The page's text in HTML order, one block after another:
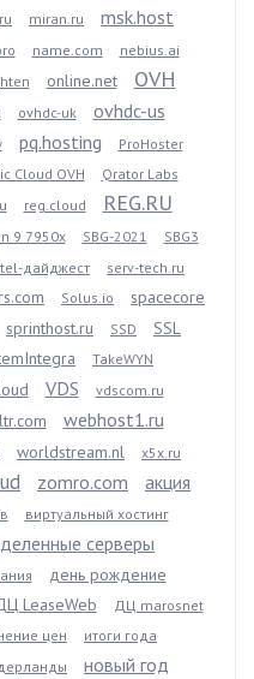
miran.ru
msk.host
name.com nebius.ai
online.net OVH
ovhdc-uk ovhdc-us
pq.hosting
ProHoster
Cloud OVH Qrator Labs
reg.cloud REG.RU
9 7950x SBG-2021 SBG3
дайджест
serv-tech.ru
Solus.io spacecore
sprinthost.ru SSD
SSL
TakeWYN
VDS vdscom.ru
webhost1.ru
worldstream.nl
x5x.ru
zomro.com акция
виртуальный хостинг
серверы
день рождение
LeaseWeb
ДЦ marosnet
цен
итоги года
новый год